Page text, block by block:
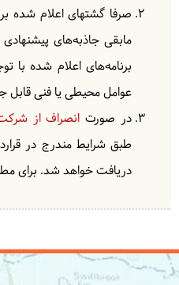
صرفا گشتهای اعلام شده
مابقی جاذبه‌های
برنامه‌های اعلام شده با
عوامل محیطی یا فنی قابل
در صورتانصراف از
طبق شرایط مندرج در
دریافت خواهد شد. برای